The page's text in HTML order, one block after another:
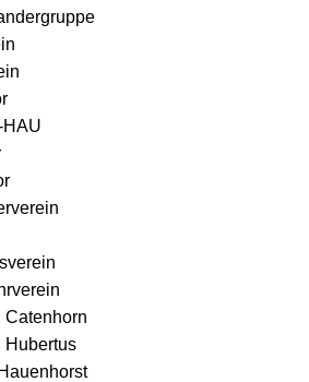
HAU
Catenhorn
Hubertus